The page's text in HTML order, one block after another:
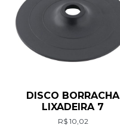
DISCO BORRACHA
LIXADEIRA 7
R$10,02